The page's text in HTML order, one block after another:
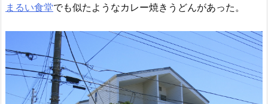
まるい食堂でも似たようなカレー焼きうどんがあった。